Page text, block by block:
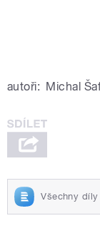
autoři: Michal
Všechny díly